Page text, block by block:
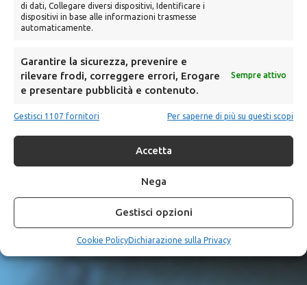
di dati, Collegare diversi dispositivi, Identificare i
dispositivi in base alle informazioni trasmesse
automaticamente.
Garantire la sicurezza, prevenire e
rilevare frodi, correggere errori, Erogare
e presentare pubblicità e contenuto.
Sempre attivo
Gestisci 1107 fornitori Per saperne di più su questi scopi
Accetta
Nega
Gestisci opzioni
Cookie PolicyDichiarazione sulla Privacy